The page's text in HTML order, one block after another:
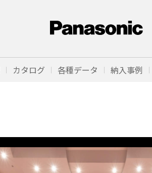
カタログ 各種データ 納入事例